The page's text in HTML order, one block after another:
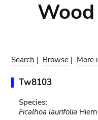
Search | Browse | More
Tw8103
Species:
Ficalhoa laurifolia Hiern